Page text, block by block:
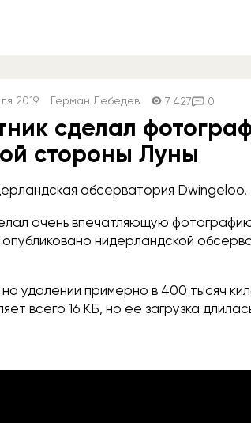
2019 Герман Лебедев 7 427 0
сделал
стороны Луны
обсерватория Dwingeloo.
очень впечатляющую
нидерландской
удалении примерно в 400 тысяч
всего 16 КБ, но её загрузка